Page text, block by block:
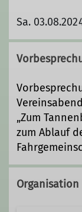
Sa.
„Zum
zum Ablauf
Organisation